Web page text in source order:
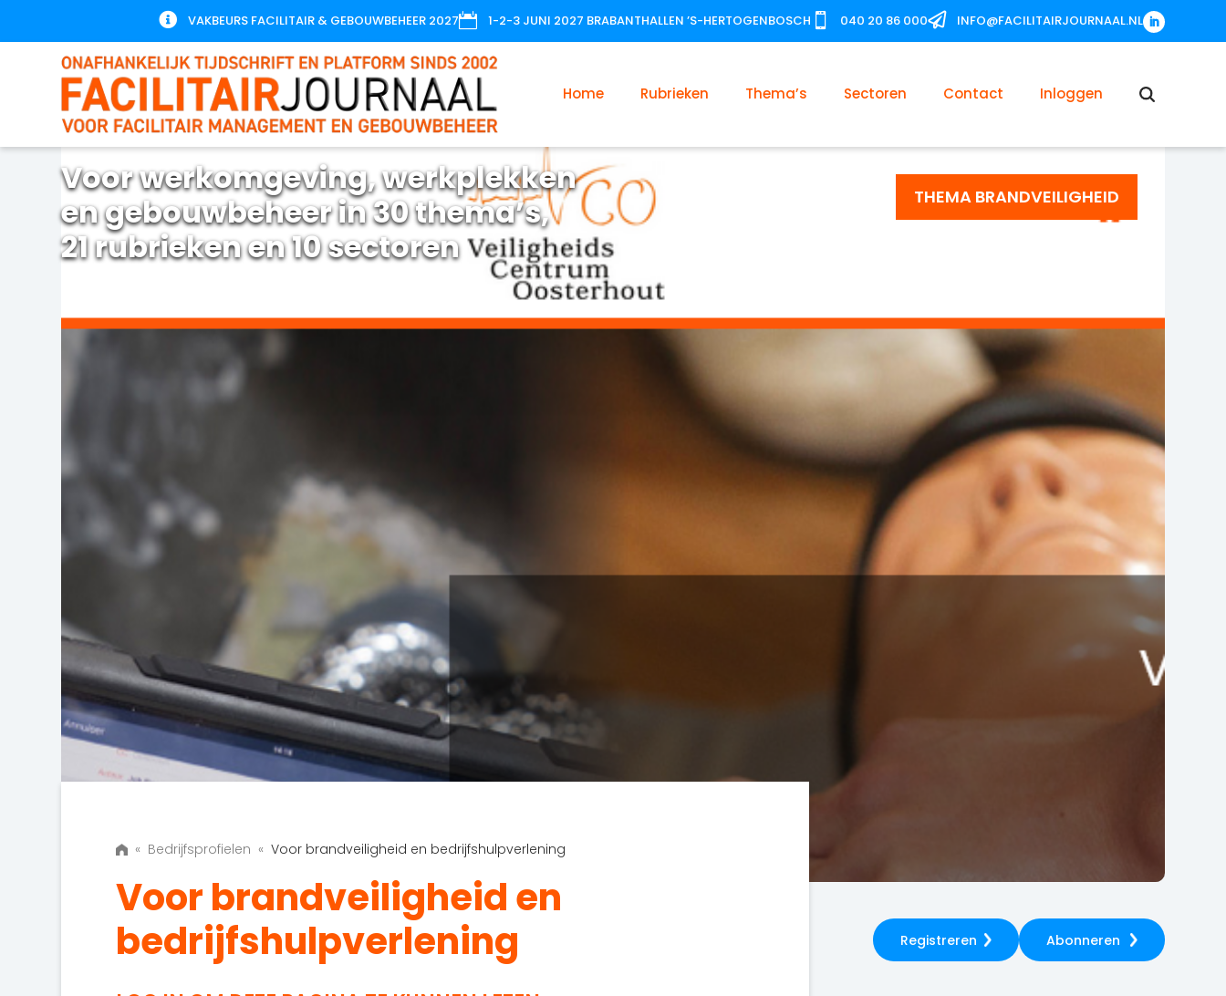
 VAKBEURS FACILITAIR & GEBOUWBEHEER 2027 1-2-3 JUNI 2027 BRABANTHALLEN ’S-HERTOGENBOSCH  040 20 86 000 INFO@FACILITAIRJOURNAAL.NL
Home Rubrieken Thema’s Sectoren Contact Inloggen
Voor werkomgeving, werkplekken
en gebouwbeheer in 30 thema’s,
21 rubrieken en 10 sectoren
THEMA BRANDVEILIGHEID
« Bedrijfsprofielen «Voor brandveiligheid en bedrijfshulpverlening
Voor brandveiligheid en
bedrijfshulpverlening
Registreren Abonneren